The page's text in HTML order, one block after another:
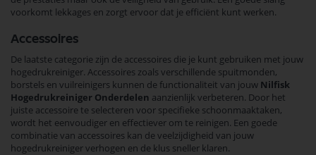
voorkomt lekkages en zorgt ervoor dat je efficiënt kunt werken.
Accessoires
De laatste categorie zijn de accessoires die je kunt gebruiken met jouw
hogedrukreiniger. Accessoires zoals verschillende spuitmonden,
borstels en vuilreinigers kunnen de functionaliteit van jouw Nilfisk
Hogedrukreiniger Onderdelen aanzienlijk verbeteren. Door het
juiste accessoire te selecteren voor specifieke schoonmaaktaken,
wordt het eenvoudiger en effectiever om te reinigen. Een goede
combinatie van accessoires kan de veelzijdigheid van jouw
hogedrukreiniger verhogen en de klus sneller klaren.